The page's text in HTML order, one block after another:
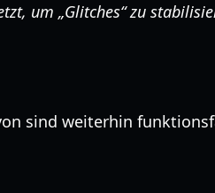
um „Glitches“ zu
sind weiterhin